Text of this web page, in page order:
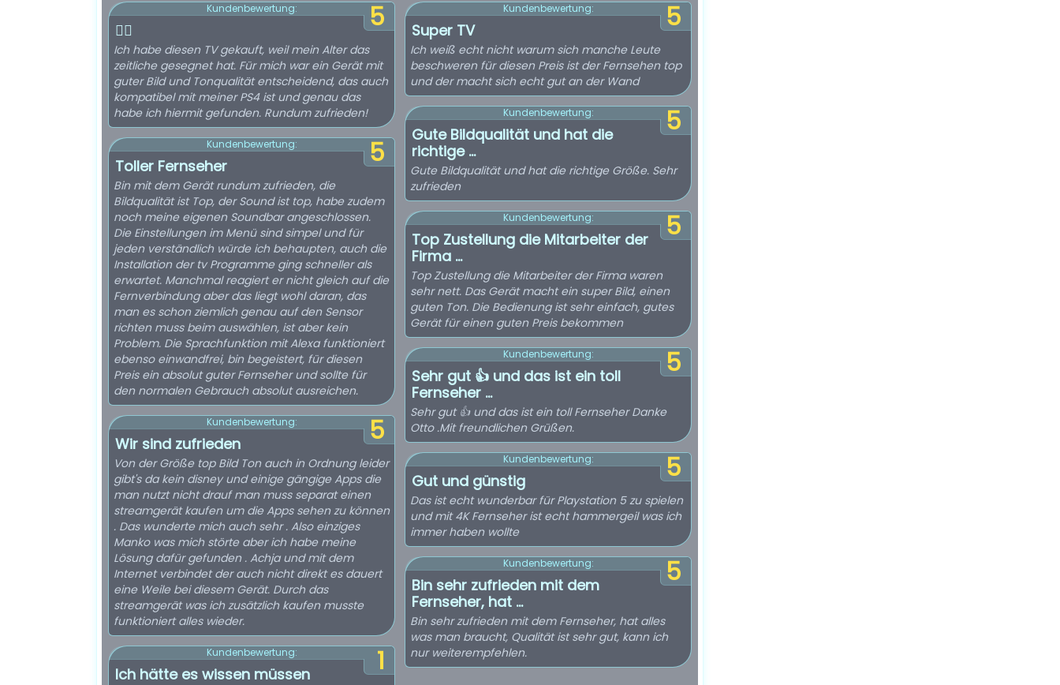
5
Kundenbewertung:
👍🏻
Ich habe diesen TV gekauft, weil mein Alter das
zeitliche gesegnet hat. Für mich war ein Gerät mit
guter Bild und Tonqualität entscheidend, das auch
kompatibel mit meiner PS4 ist und genau das
habe ich hiermit gefunden. Rundum zufrieden!
5
Kundenbewertung:
Toller Fernseher
Bin mit dem Gerät rundum zufrieden, die
Bildqualität ist Top, der Sound ist top, habe zudem
noch meine eigenen Soundbar angeschlossen.
Die Einstellungen im Menü sind simpel und für
jeden verständlich würde ich behaupten, auch die
Installation der tv Programme ging schneller als
erwartet. Manchmal reagiert er nicht gleich auf die
Fernverbindung aber das liegt wohl daran, das
man es schon ziemlich genau auf den Sensor
richten muss beim auswählen, ist aber kein
Problem. Die Sprachfunktion mit Alexa funktioniert
ebenso einwandfrei, bin begeistert, für diesen
Preis ein absolut guter Fernseher und sollte für
den normalen Gebrauch absolut ausreichen.
5
Kundenbewertung:
Wir sind zufrieden
Von der Größe top Bild Ton auch in Ordnung leider
gibt's da kein disney und einige gängige Apps die
man nutzt nicht drauf man muss separat einen
streamgerät kaufen um die Apps sehen zu können
. Das wunderte mich auch sehr . Also einziges
Manko was mich störte aber ich habe meine
Lösung dafür gefunden . Achja und mit dem
Internet verbindet der auch nicht direkt es dauert
eine Weile bei diesem Gerät. Durch das
streamgerät was ich zusätzlich kaufen musste
funktioniert alles wieder.
1
Kundenbewertung:
Ich hätte es wissen müssen
5
Kundenbewertung:
Super TV
Ich weiß echt nicht warum sich manche Leute
beschweren für diesen Preis ist der Fernsehen top
und der macht sich echt gut an der Wand
5
Kundenbewertung:
Gute Bildqualität und hat die
richtige ...
Gute Bildqualität und hat die richtige Größe. Sehr
zufrieden
5
Kundenbewertung:
Top Zustellung die Mitarbeiter der
Firma ...
Top Zustellung die Mitarbeiter der Firma waren
sehr nett. Das Gerät macht ein super Bild, einen
guten Ton. Die Bedienung ist sehr einfach, gutes
Gerät für einen guten Preis bekommen
5
Kundenbewertung:
Sehr gut 👍 und das ist ein toll
Fernseher ...
Sehr gut 👍 und das ist ein toll Fernseher Danke
Otto .Mit freundlichen Grüßen.
5
Kundenbewertung:
Gut und günstig
Das ist echt wunderbar für Playstation 5 zu spielen
und mit 4K Fernseher ist echt hammergeil was ich
immer haben wollte
5
Kundenbewertung:
Bin sehr zufrieden mit dem
Fernseher, hat ...
Bin sehr zufrieden mit dem Fernseher, hat alles
was man braucht, Qualität ist sehr gut, kann ich
nur weiterempfehlen.